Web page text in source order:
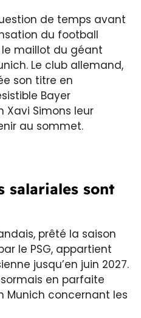
de temps avant
du football
maillot du géant
Le club allemand,
son titre en
Bayer
Xavi Simons leur
au sommet.
salariales sont
prêté la saison
le PSG, appartient
jusqu’en juin 2027.
en parfaite
Munich concernant les